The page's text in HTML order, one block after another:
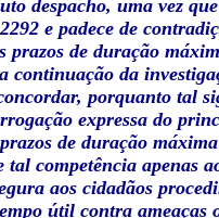
despacho, uma vez
e padece de
de duração
da
porquanto tal
expressa do
de duração
tal competência apenas
aos cidadãos
útil contra ameaças